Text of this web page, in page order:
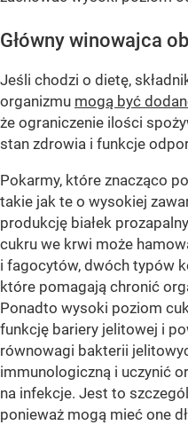
Główny winowajca
Jeśli chodzi o dietę,
organizmu mogą być
że ograniczenie ilości
stan zdrowia i funkcje
Pokarmy, które znacząco
takie jak te o wysokiej
produkcję białek
cukru we krwi może
i fagocytów, dwóch typów
które pomagają chronić
Ponadto wysoki poziom
funkcję bariery jelitowej i
równowagi bakterii
immunologiczną i uczynić
na infekcje. Jest to
ponieważ mogą mieć one